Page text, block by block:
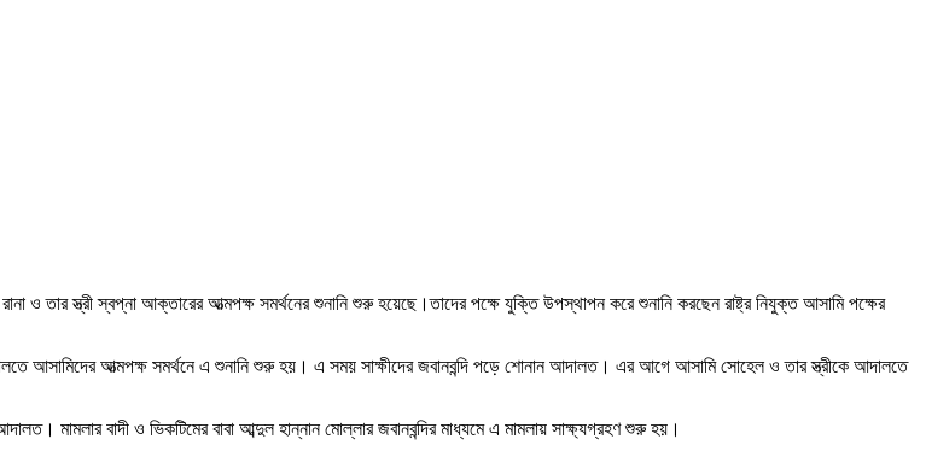
ও তার স্ত্রী স্বপ্না আক্তারের আত্মপক্ষ সমর্থনের শুনানি শুরু হয়েছে।তাদের পক্ষে যুক্তি উপস্থাপন করে শুনানি করছেন রাষ্ট্র নিযুক্ত আসামি পক্ষের
আসামিদের আত্মপক্ষ সমর্থনে এ শুনানি শুরু হয়। এ সময় সাক্ষীদের জবানবন্দি পড়ে শোনান আদালত। এর আগে আসামি সোহেল ও তার স্ত্রীকে আদালতে
মামলার বাদী ও ভিকটিমের বাবা আব্দুল হান্নান মোল্লার জবানবন্দির মাধ্যমে এ মামলায় সাক্ষ্যগ্রহণ শুরু হয়।